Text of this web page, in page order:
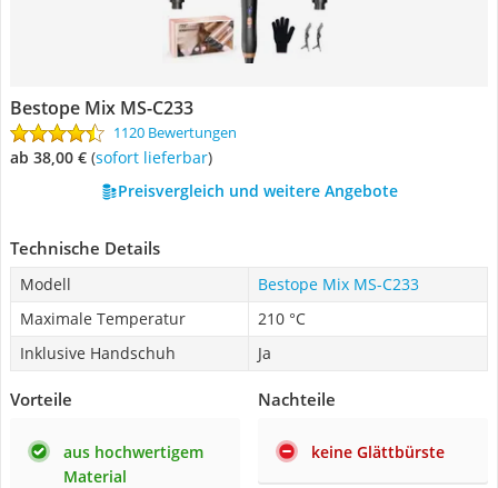
Bestope Mix MS-C233
1120 Bewertungen
ab 38,00 € ( Sofort lieferbar)
Preisvergleich und weitere Angebote
Technische Details
Modell
Bestope Mix MS-C233
Maximale Temperatur
210 °C
Inklusive Handschuh
Ja
Vorteile
aus hochwertigem
Material
Nachteile
keine Glättbürste